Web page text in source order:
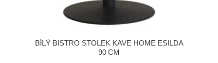
BÍLÝ BISTRO STOLEK KAVE HOME ESILDA
90 CM